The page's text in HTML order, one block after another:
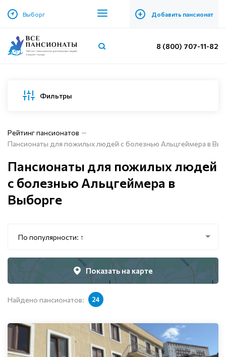
Выборг + Добавить пансионат
8 (800) 707-11-82
Фильтры
Рейтинг пансионатов
Пансионаты для пожилых людей с болезнью Альцгеймера в
Пансионаты для пожилых людей
с болезнью Альцгеймера в
Выборге
По популярности: ↑
Показать на карте
Найдено пансионатов: 24